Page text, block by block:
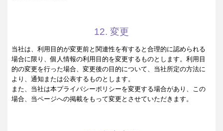
12. 変更
当社は、利用目的が変更前と関連性を有すると合理的に認められる
場合に限り、個人情報の利用目的を変更するものとします。利用目
的の変更を行った場合、変更後の目的について、当社所定の方法に
より、通知または公表するものとします。
また、当社は本プライバシーポリシーを変更する場合があり、この
場合、当ページへの掲載をもって変更とさせていただきます。